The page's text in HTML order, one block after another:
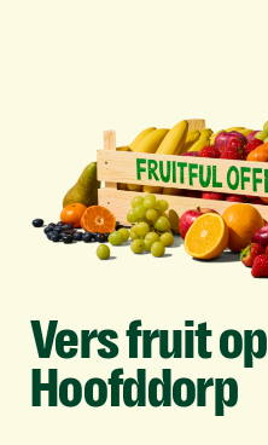
Versfruitop
Hoofddorp